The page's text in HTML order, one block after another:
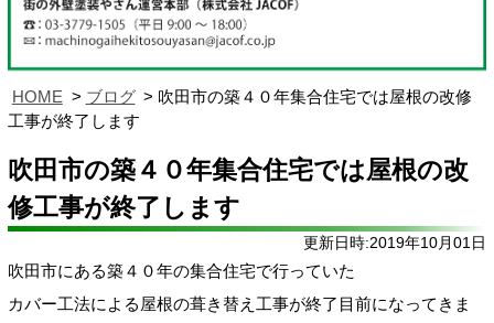
HOME ブログ
吹田市の築４０年集合住宅では屋根の改修
工事が終了します
吹田市の築４０年集合住宅では屋根の改
修工事が終了します
更新日時:2019年10月01日
吹田市にある築４０年の集合住宅で行っていた
カバー工法による屋根の葺き替え工事が終了目前になってきま